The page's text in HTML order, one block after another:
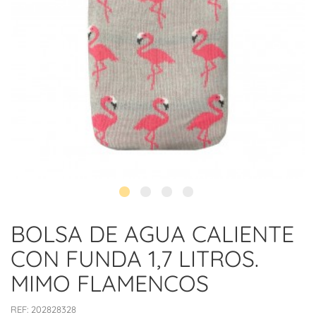
BOLSA DE AGUA CALIENTE
CON FUNDA 1,7 LITROS.
MIMO FLAMENCOS
REF: 202828328